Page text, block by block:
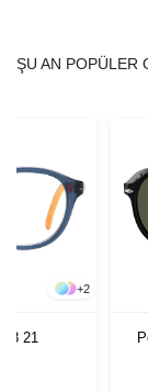
ŞU AN POPÜLER
+2
21